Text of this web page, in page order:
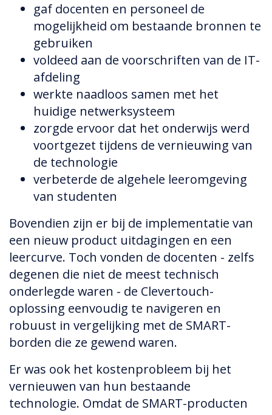
gaf docenten en personeel de
mogelijkheid om bestaande bronnen te
gebruiken
voldeed aan de voorschriften van de IT-
afdeling
werkte naadloos samen met het
huidige netwerksysteem
zorgde ervoor dat het onderwijs werd
voortgezet tijdens de vernieuwing van
de technologie
verbeterde de algehele leeromgeving
van studenten
Bovendien zijn er bij de implementatie van
een nieuw product uitdagingen en een
leercurve. Toch vonden de docenten - zelfs
degenen die niet de meest technisch
onderlegde waren - de Clevertouch-
oplossing eenvoudig te navigeren en
robuust in vergelijking met de SMART-
borden die ze gewend waren.
Er was ook het kostenprobleem bij het
vernieuwen van hun bestaande
technologie. Omdat de SMART-producten